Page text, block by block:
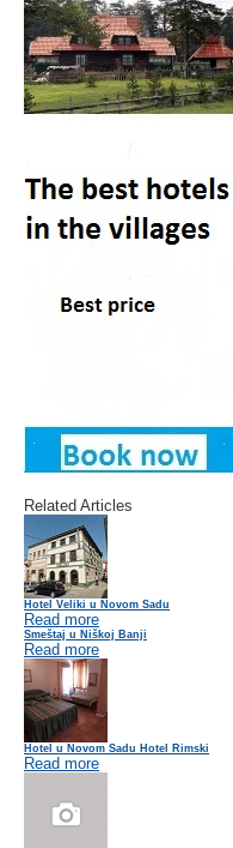
Related Articles
Hotel Veliki u Novom Sadu
Read more
Smeštaj u Niškoj Banji
Read more
Hotel u Novom Sadu Hotel Rimski
Read more